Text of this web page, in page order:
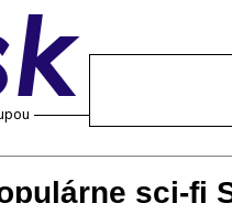
sci-fi